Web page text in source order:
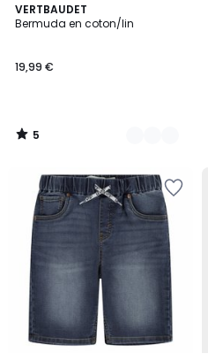
VERTBAUDET
Bermuda en coton/lin
19,99 €
5
/
3
Couleurs
5
/